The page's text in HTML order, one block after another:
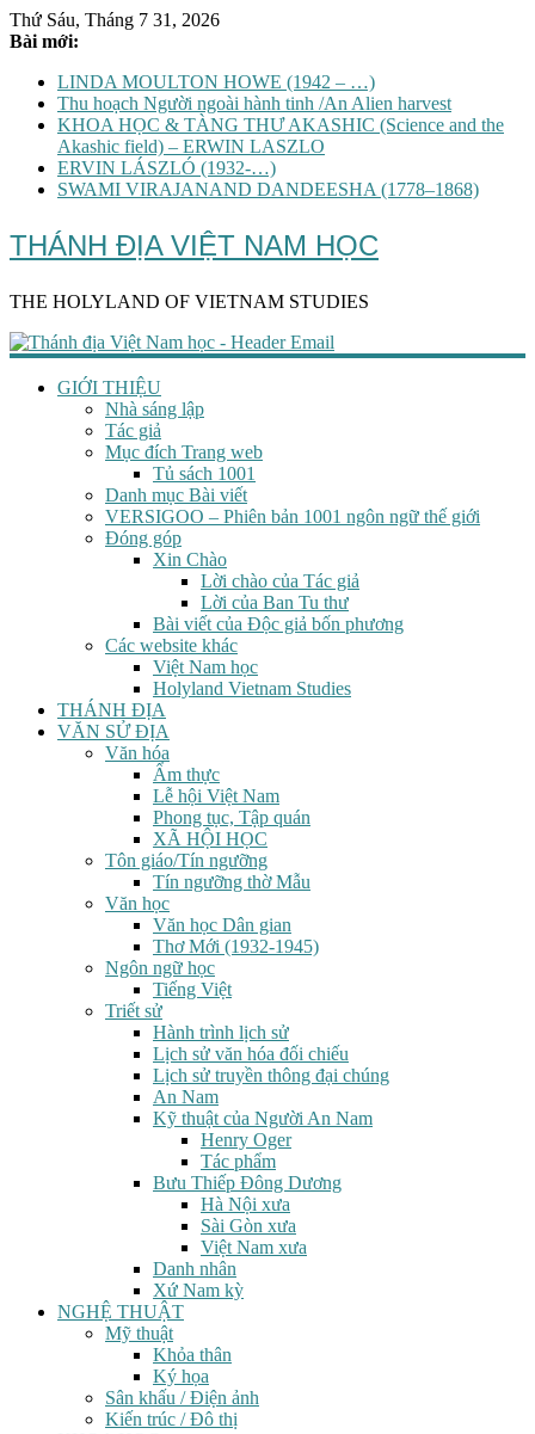
Thứ Sáu, Tháng 7 31, 2026
Bài mới:
LINDA MOULTON HOWE (1942 – …)
Thu hoạch Người ngoài hành tinh /An Alien harvest
KHOA HỌC & TÀNG THƯ AKASHIC (Science and the
Akashic field) – ERWIN LASZLO
ERVIN LÁSZLÓ (1932-…)
SWAMI VIRAJANAND DANDEESHA (1778–1868)
THÁNH ĐỊA VIỆT NAM HỌC
THE HOLYLAND OF VIETNAM STUDIES
GIỚI THIỆU
Nhà sáng lập
Tác giả
Mục đích Trang web
Tủ sách 1001
Danh mục Bài viết
VERSIGOO – Phiên bản 1001 ngôn ngữ thế giới
Đóng góp
Xin Chào
Lời chào của Tác giả
Lời của Ban Tu thư
Bài viết của Độc giả bốn phương
Các website khác
Việt Nam học
Holyland Vietnam Studies
THÁNH ĐỊA
VĂN SỬ ĐỊA
Văn hóa
Ẩm thực
Lễ hội Việt Nam
Phong tục, Tập quán
XÃ HỘI HỌC
Tôn giáo/Tín ngưỡng
Tín ngưỡng thờ Mẫu
Văn học
Văn học Dân gian
Thơ Mới (1932-1945)
Ngôn ngữ học
Tiếng Việt
Triết sử
Hành trình lịch sử
Lịch sử văn hóa đối chiếu
Lịch sử truyền thông đại chúng
An Nam
Kỹ thuật của Người An Nam
Henry Oger
Tác phẩm
Bưu Thiếp Đông Dương
Hà Nội xưa
Sài Gòn xưa
Việt Nam xưa
Danh nhân
Xứ Nam kỳ
NGHỆ THUẬT
Mỹ thuật
Khỏa thân
Ký họa
Sân khấu / Điện ảnh
Kiến trúc / Đô thị